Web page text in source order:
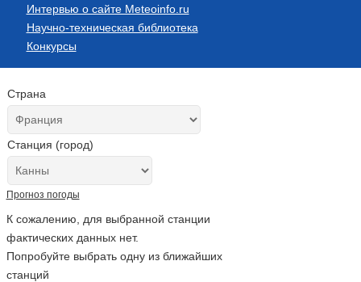
Интервью о сайте Meteoinfo.ru
Научно-техническая библиотека
Конкурсы
Страна
Станция (город)
Прогноз погоды
К сожалению, для выбранной станции
фактических данных нет.
Попробуйте выбрать одну из ближайших
станций